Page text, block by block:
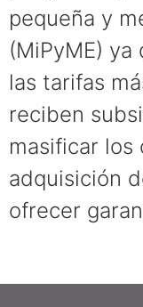
pequeña y
(MiPyME) ya
las tarifas
reciben
masificar los
adquisición
ofrecer